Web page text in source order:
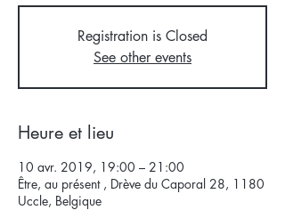
Registration is Closed
See other events
Heure et lieu
10 avr. 2019, 19:00 – 21:00
Être, au présent , Drève du Caporal 28, 1180
Uccle, Belgique